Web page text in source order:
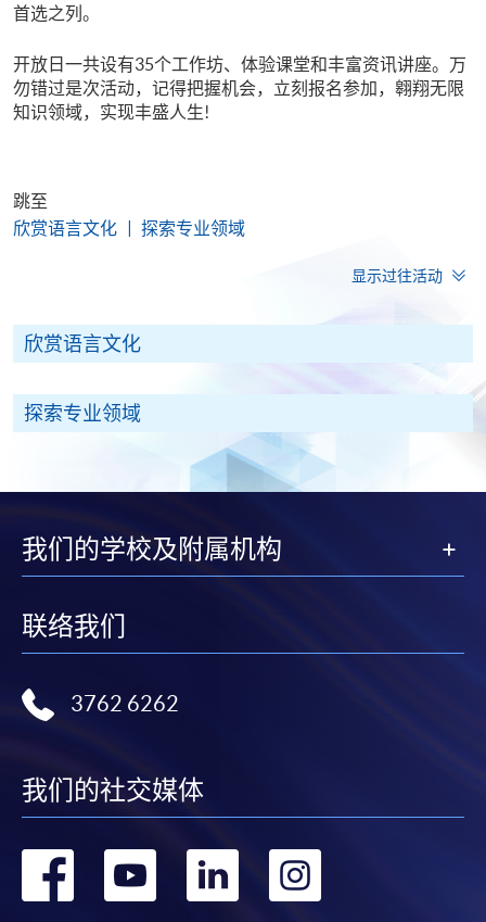
首选之列。
开放日一共设有35个工作坊、体验课堂和丰富资讯讲座。万
勿错过是次活动，记得把握机会，立刻报名参加，翱翔无限
知识领域，实现丰盛人生!
跳至
欣赏语言文化
探索专业领域
显示过往活动
欣赏语言文化
探索专业领域
我们的学校及附属机构
联络我们
3762 6262
我们的社交媒体
转 转 转 转